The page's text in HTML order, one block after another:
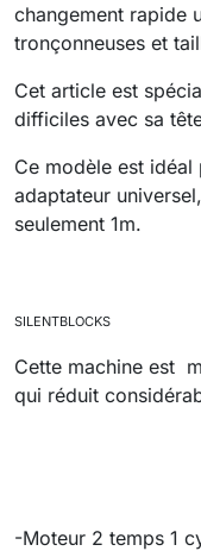
changement rapide
tronçonneuses et
Cet article est
difficiles avec sa
Ce modèle est
adaptateur
seulement 1m.
SILENTBLOCKS
Cette machine est
qui réduit
-Moteur 2 temps 1